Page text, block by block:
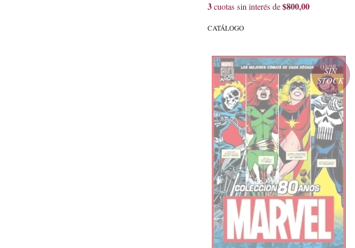
3cuotas sin interés de$800,00
CATÁLOGO
SIN
STOCK